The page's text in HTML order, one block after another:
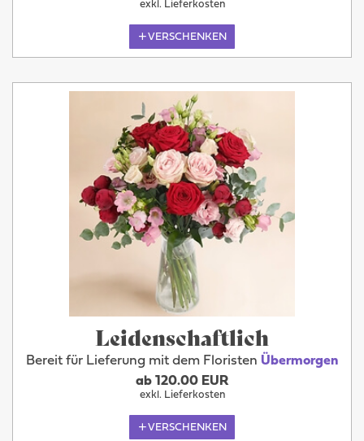
exkl. Lieferkosten
VERSCHENKEN
Leidenschaftlich
Bereit für Lieferung mit dem Floristen Übermorgen
ab 120.00 EUR
exkl. Lieferkosten
VERSCHENKEN